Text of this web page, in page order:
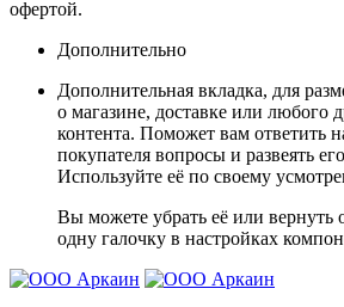
офертой.
Дополнительно
Дополнительная вкладка, для
о магазине, доставке или любого
контента. Поможет вам ответить
покупателя вопросы и развеять
Используйте её по своему
Вы можете убрать её или вернуть
одну галочку в настройках